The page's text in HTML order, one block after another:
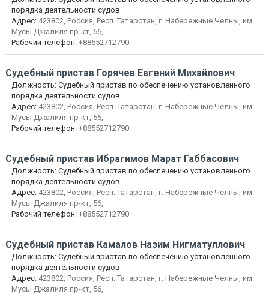
порядка деятельности судов
Адрес:423802, Россия, Респ. Татарстан, г. Набережные Челны, им
Мусы Джалиля пр-кт, 56,
Рабочий телефон:+88552712790
Судебный пристав Горячев Евгений Михайлович
Должность: Судебный пристав по обеспечению установленного
порядка деятельности судов
Адрес:423802, Россия, Респ. Татарстан, г. Набережные Челны, им
Мусы Джалиля пр-кт, 56,
Рабочий телефон:+88552712790
Судебный пристав Ибрагимов Марат Габбасович
Должность: Судебный пристав по обеспечению установленного
порядка деятельности судов
Адрес:423802, Россия, Респ. Татарстан, г. Набережные Челны, им
Мусы Джалиля пр-кт, 56,
Рабочий телефон:+88552712790
Судебный пристав Камалов Назим Нигматуллович
Должность: Судебный пристав по обеспечению установленного
порядка деятельности судов
Адрес:423802, Россия, Респ. Татарстан, г. Набережные Челны, им
Мусы Джалиля пр-кт, 56,